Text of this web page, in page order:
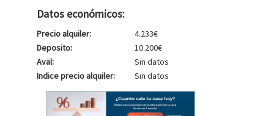
Datos económicos:
Precio alquiler:
4.233€
Deposito:
10.200€
Aval:
Sin datos
Indice precio alquiler:
Sin datos